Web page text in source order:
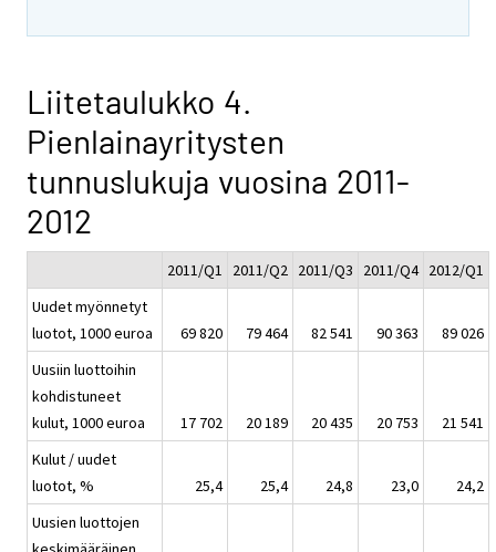
Liitetaulukko 4.
Pienlainayritysten
tunnuslukuja vuosina 2011-
2012
2011/Q1 2011/Q2 2011/Q3 2011/Q4 2012/Q1
Uudet myönnetyt
luotot, 1000 euroa
69 820 79 464 82 541 90 363
89 026
Uusiin luottoihin
kohdistuneet
kulut, 1000 euroa
17 702 20 189 20 435 20 753
21 541
Kulut / uudet
luotot, %
25,4 25,4 24,8 23,0
24,2
Uusien luottojen